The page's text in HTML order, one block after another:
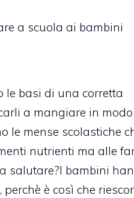
a scuola ai bambini
le basi di una corretta
a mangiare in modo
le mense scolastiche
nutrienti ma alle
salutare?I bambini
è così che